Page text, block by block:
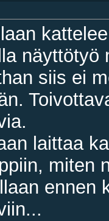
siis ei
laittaa
miten
ennen